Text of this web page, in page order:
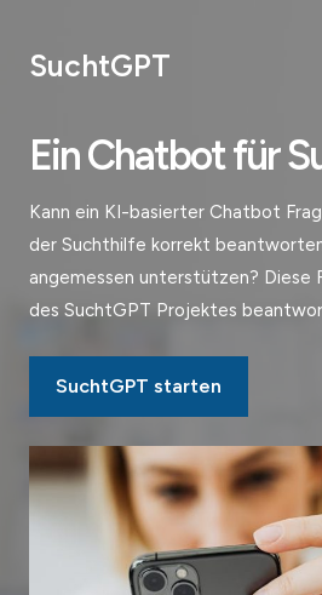
springen
SuchtGPT
Ein Chatbot für
Kann ein KI-basierter Chatbot
der Suchthilfe korrekt
angemessen unterstützen? Diese
des SuchtGPT Projektes
SuchtGPT starten